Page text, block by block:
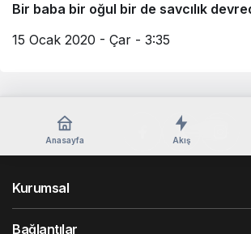
Bir baba bir oğul bir de savcılık
15 Ocak 2020 - Çar - 3:35
Anasayfa Akış
Kurumsal
Bağlantılar